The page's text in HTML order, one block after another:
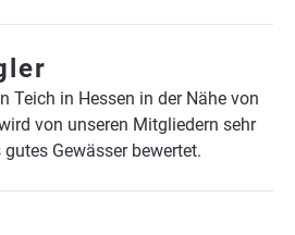
Teich in Hessen in der Nähe von
von unseren Mitgliedern sehr
Gewässer bewertet.